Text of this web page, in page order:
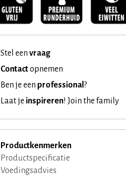
Stel een vraag
Contactopnemen
Ben je een professional ?
Laat je inspireren! Join the family
Productkenmerken
Productspecificatie
Voedingsadvies